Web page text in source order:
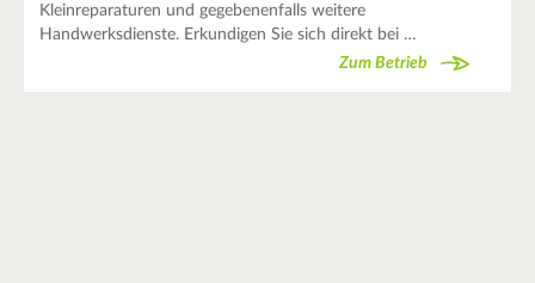
Kleinreparaturen und gegebenenfalls weitere
Handwerksdienste. Erkundigen Sie sich direkt bei …
Zum Betrieb